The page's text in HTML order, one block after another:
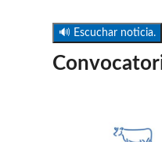
🔊 Escuchar noticia.